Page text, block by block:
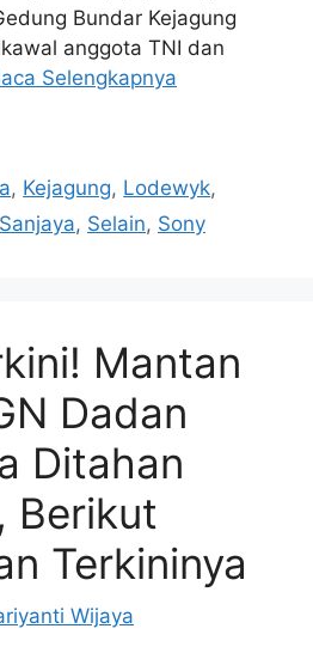
Bundar Kejagung
anggota TNI dan
Selengkapnya
, Kejagung, Lodewyk,
Sanjaya, Selain, Sony
Mantan
Dadan
Ditahan
Berikut
Terkininya
Wijaya